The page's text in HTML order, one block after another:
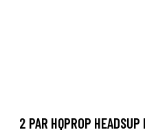
2 PAR HQPROP